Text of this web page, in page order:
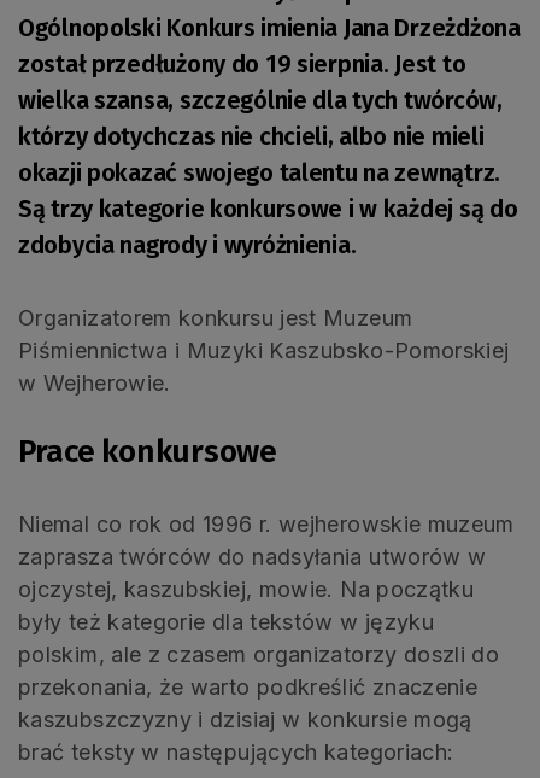
Ogólnopolski Konkurs imienia Jana Drzeżdżona
został przedłużony do 19 sierpnia. Jest to
wielka szansa, szczególnie dla tych twórców,
którzy dotychczas nie chcieli, albo nie mieli
okazji pokazać swojego talentu na zewnątrz.
Są trzy kategorie konkursowe i w każdej są do
zdobycia nagrody i wyróżnienia.
Organizatorem konkursu jest Muzeum
Piśmiennictwa i Muzyki Kaszubsko-Pomorskiej
w Wejherowie.
Prace konkursowe
Niemal co rok od 1996 r. wejherowskie muzeum
zaprasza twórców do nadsyłania utworów w
ojczystej, kaszubskiej, mowie. Na początku
były też kategorie dla tekstów w języku
polskim, ale z czasem organizatorzy doszli do
przekonania, że warto podkreślić znaczenie
kaszubszczyzny i dzisiaj w konkursie mogą
brać teksty w następujących kategoriach: